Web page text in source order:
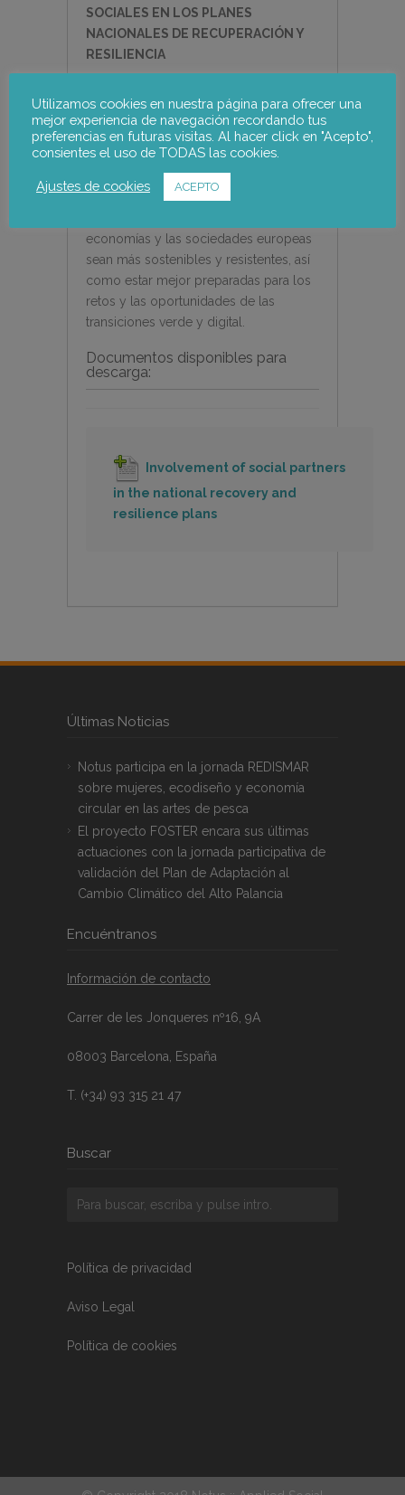
SOCIALES EN LOS PLANES
NACIONALES DE RECUPERACIÓN Y
RESILIENCIA
participación de los agentes sociales
nacionales en el diseño y la aplicación
de los planes de recuperación y
resiliencia (RRP), en el marco de
NextGenerationEU. Los RRP tienen
economías y las sociedades europeas
sean más sostenibles y resistentes, así
como estar mejor preparadas para los
retos y las oportunidades de las
transiciones verde y digital.
Documentos disponibles para
descarga:
Involvement of social partners
in the national recovery and
resilience plans
Últimas Noticias
Notus participa en la jornada REDISMAR
sobre mujeres, ecodiseño y economía
circular en las artes de pesca
El proyecto FOSTER encara sus últimas
actuaciones con la jornada participativa de
validación del Plan de Adaptación al
Cambio Climático del Alto Palancia
Encuéntranos
Información de contacto
Carrer de les Jonqueres nº16, 9A
08003 Barcelona, España
T. (+34) 93 315 21 47
Buscar
Política de privacidad
Aviso Legal
Política de cookies
Utilizamos cookies en nuestra página para ofrecer una
mejor experiencia de navegación recordando tus
preferencias en futuras visitas. Al hacer click en "Acepto",
consientes el uso de TODAS las cookies.
Ajustes de cookies ACEPTO